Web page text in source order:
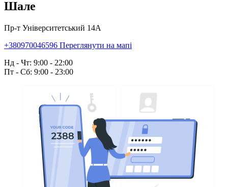
Шале
Пр-т Університетський 14А
+380970046596 Переглянути на мапі
Нд - Чт: 9:00 - 22:00
Пт - Сб: 9:00 - 23:00